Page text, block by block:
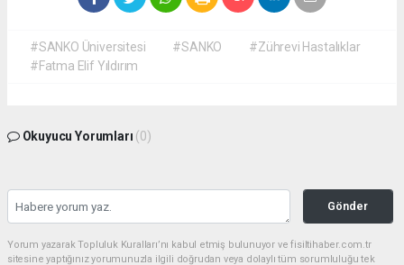
#SANKO Üniversitesi #SANKO
#Zührevi Hastalıklar
#Fatma Elif Yıldırım
Okuyucu Yorumları (0)
Gönder
Yorum yazarak Topluluk Kuralları’nı kabul etmiş bulunuyor ve fisiltihaber.com.tr
sitesine yaptığınız yorumunuzla ilgili doğrudan veya dolaylı tüm sorumluluğu tek